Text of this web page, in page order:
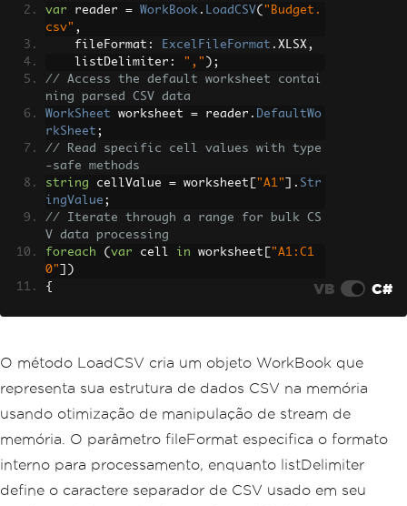
var reader = WorkBook . LoadCSV( "Budget.
csv" ,
    fileFormat
: ExcelFileFormat . XLSX,
    listDelimiter
: "," );
// Access the default worksheet contai
ning parsed CSV data
WorkSheet worksheet = reader . DefaultWo
rkSheet ;
// Read specific cell values with type
-safe methods
string cellValue = worksheet "A1" ]. Str
ingValue ;
// Iterate through a range for bulk CS
V data processing
foreach
( var cell in worksheet
"A1:C1
0"
])
{
VB C#
O método LoadCSV cria um objeto WorkBook que
representa sua estrutura de dados CSV na memória
usando otimização de manipulação de stream de
memória. O parâmetro fileFormat especifica o formato
interno para processamento, enquanto listDelimiter
define o caractere separador de CSV usado em seu